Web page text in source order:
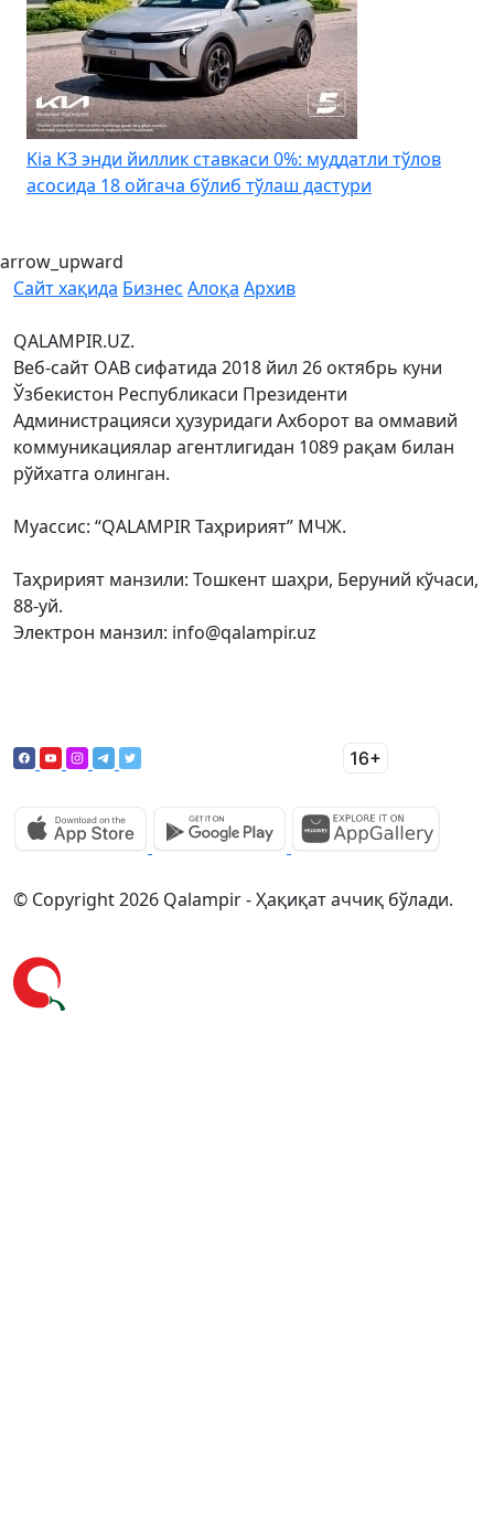
Huawei’нинг PowerStar тизими Ucell тармоғининг
энергия самарадорлигини оширмоқда
arrow_upward
Сайт хақида Бизнес Алоқа Архив
QALAMPIR.UZ.
Веб-сайт ОАВ сифатида 2018 йил 26 октябрь куни
Ўзбекистон Республикаси Президенти
Администрацияси ҳузуридаги Ахборот ва оммавий
коммуникациялар агентлигидан 1089 рақам билан
рўйхатга олинган.
Муассис: “QALAMPIR Таҳририят” МЧЖ.
Таҳририят манзили: Тошкент шаҳри, Беруний кўчаси,
88-уй.
Электрон манзил: info@qalampir.uz
© Copyright 2026 Qalampir - Ҳақиқат аччиқ бўлади.